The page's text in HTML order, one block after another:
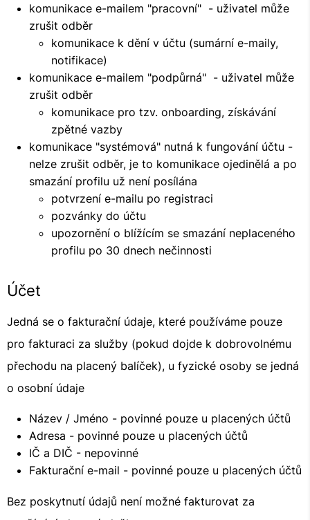
komunikace e-mailem "pracovní" - uživatel může
zrušit odběr
komunikace k dění v účtu (sumární e-maily,
notifikace)
komunikace e-mailem "podpůrná" - uživatel může
zrušit odběr
komunikace pro tzv. onboarding, získávání
zpětné vazby
komunikace "systémová" nutná k fungování účtu -
nelze zrušit odběr, je to komunikace ojedinělá a po
smazání profilu už není posílána
potvrzení e-mailu po registraci
pozvánky do účtu
upozornění o blížícím se smazání neplaceného
profilu po 30 dnech nečinnosti
Účet
Jedná se o fakturační údaje, které používáme pouze
pro fakturaci za služby (pokud dojde k dobrovolnému
přechodu na placený balíček), u fyzické osoby se jedná
o osobní údaje
Název / Jméno - povinné pouze u placených účtů
Adresa - povinné pouze u placených účtů
IČ a DIČ - nepovinné
Fakturační e-mail - povinné pouze u placených účtů
Bez poskytnutí údajů není možné fakturovat za